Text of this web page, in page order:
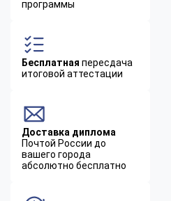
программы
Бесплатная пересдача
итоговой аттестации
Доставка диплома
Почтой России до
вашего города
абсолютно бесплатно